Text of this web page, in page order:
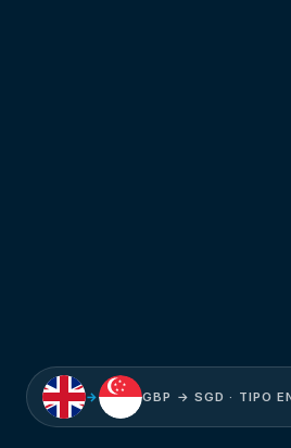
→ GBP → SGD · TIPO